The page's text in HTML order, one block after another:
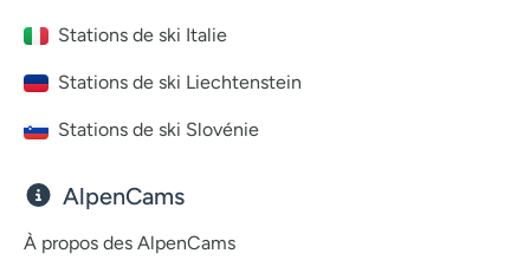
Stations de ski Italie
Stations de ski Liechtenstein
Stations de ski Slovénie
AlpenCams
À propos des AlpenCams